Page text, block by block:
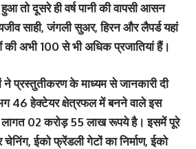
हुआ तो दूसरे ही वर्ष पानी की वापसी आसन
साही, जंगली सुअर, हिरन और लैपर्ड यहां
अभी 100 से भी अधिक प्रजातियां हैं।
ने प्रस्तुतीकरण के माध्यम से जानकारी दी
46 हेक्टेयर क्षेत्रफल में बनने वाले इस
लागत 02 करोड़ 55 लाख रूपये है। इसमें पूरे
ईको फ्रेंडली गेटों का निर्माण, ईको